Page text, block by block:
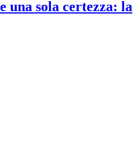
una sola certezza: la